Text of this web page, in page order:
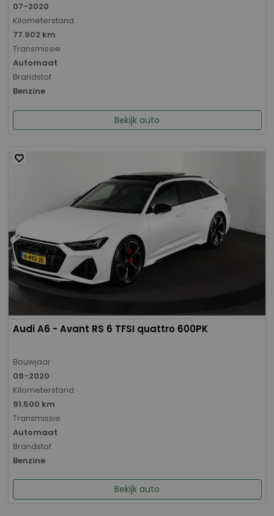
07-2020
Kilometerstand
77.902 km
Transmissie
Automaat
Brandstof
Benzine
Bekijk auto
Audi A6 - Avant RS 6 TFSI quattro 600PK
Bouwjaar
09-2020
Kilometerstand
91.500 km
Transmissie
Automaat
Brandstof
Benzine
Bekijk auto